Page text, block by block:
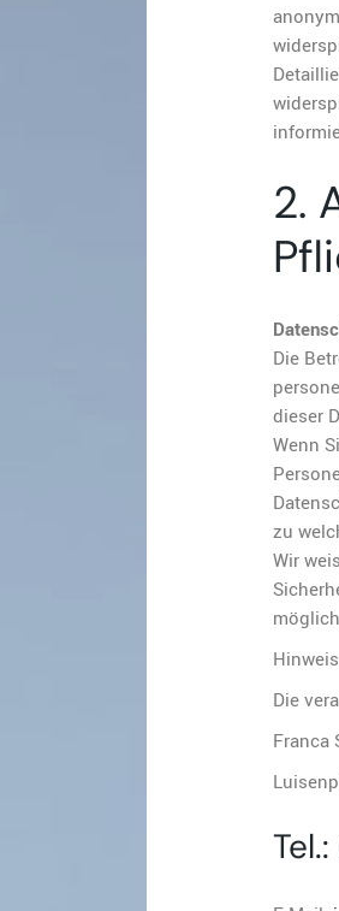
2.
Die
dieser
Wenn
zu
Wir
Die
Franca
Tel.: